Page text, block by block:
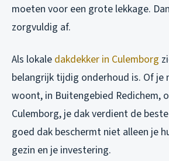
moeten voor een grote lekkage.
zorgvuldig af.
Als lokale dakdekker in Culemborg
belangrijk tijdig onderhoud is. Of je
woont, in Buitengebied Redichem,
Culemborg, je dak verdient de
goed dak beschermt niet alleen je
gezin en je investering.